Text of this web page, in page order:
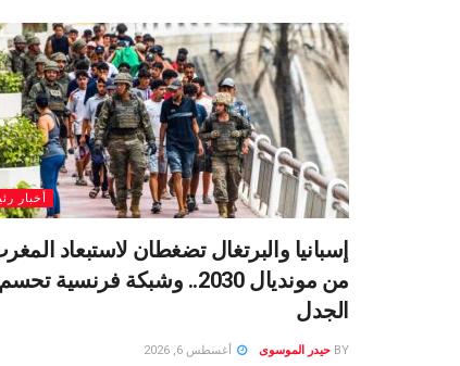
أخبار
إسبانيا والبرتغال تضغطان لاستبعاد
من مونديال 2030.. وشبكة فرنسية تحسم
الجدل
BY حيدر الموسوى أغسطس 6, 2026